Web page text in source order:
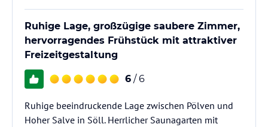
Ruhige Lage, großzügige saubere Zimmer,
hervorragendes Frühstück mit attraktiver
Freizeitgestaltung
6 / 6
Ruhige beeindruckende Lage zwischen Pölven und
Hoher Salve in Söll. Herrlicher Saunagarten mit